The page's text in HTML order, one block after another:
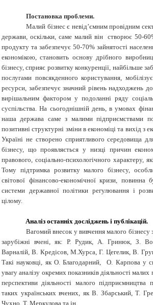
Постановка проблеми.
Малий бізнес є невід’ємним провідним
держави, оскільки, саме малий він створює 50-
продукту та забезпечує 50-70% зайнятості
економікою, становить основу дрібного
бізнесу, сприяє розвитку конкуренції, найбільше
послугами повсякденного користування,
ресурси, забезпечує значний рівень надходжень
вирішальним фактором у подоланні ряду
суспільства. На сьогоднішній день, в умовах
наша держава саме з малими підприємствами
позитивні структурні зміни в економіці та вихід з
Україні не створено сприятливого середовища
бізнесу, що проявляється у низці причин
правового, соціально-психологічного характеру,
Тому підтримка розвитку малого бізнесу,
світової фінансово-економічної кризи, повинна
системи державної політики регулювання і
цілому.
Аналіз останніх досліджень і публікацій.
Вагомий внесок у вивчення малого бізнесу
зарубіжні вчені, як: Р. Рудик, А. Гринюк, З.
Варналій, В. Кредісов, М.Хурса, Г. Цегелик, В.
Такі науковці, як О. Благодарний, О. Карпова у
увагу аналізу окремих показників діяльності
перспективи діяльності малого
таких українських вчених, як В. Збарський, Т.
Чухно, Т. Меркулова та ін.